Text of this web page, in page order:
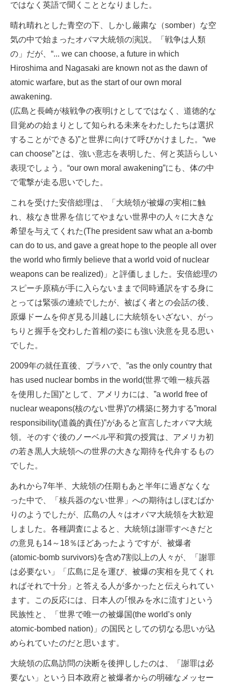
ではなく英語で聞くこととなりました。
晴れ晴れとした青空の下、しかし厳粛な（somber）な空
気の中で始まったオバマ大統領の演説。「戦争は人類
の」だが、“... we can choose, a future in which
Hiroshima and Nagasaki are known not as the dawn of
atomic warfare, but as the start of our own moral
awakening.
(広島と長崎が核戦争の夜明けとしてではなく、道徳的な
目覚めの始まりとして知られる未来をわたしたちは選択
することができる)”と世界に向けて呼びかけました。“we
can choose”とは、強い意志を表明した、何と英語らしい
表現でしょう。“our own moral awakening”にも、体の中
で電撃が走る思いでした。
これを受けた安倍総理は、「大統領が被爆の実相に触
れ、核なき世界を信じてやまない世界中の人々に大きな
希望を与えてくれた(The president saw what an a-bomb
can do to us, and gave a great hope to the people all over
the world who firmly believe that a world void of nuclear
weapons can be realized)」と評価しました。安倍総理の
スピーチ原稿が手に入らないままで同時通訳をする身に
とっては緊張の連続でしたが、被ばく者との会話の後、
原爆ドームを仰ぎ見る川越しに大統領をいざない、がっ
ちりと握手を交わした首相の姿にも強い決意を見る思い
でした。
2009年の就任直後、プラハで、”as the only country that
has used nuclear bombs in the world(世界で唯一核兵器
を使用した国)”として、アメリカには、”a world free of
nuclear weapons(核のない世界)”の構築に努力する”moral
responsibility(道義的責任)”があると宣言したオバマ大統
領。そのすぐ後のノーベル平和賞の授賞は、アメリカ初
の若き黒人大統領への世界の大きな期待を代弁するもの
でした。
あれから7年半、大統領の任期もあと半年に過ぎなくな
った中で、「核兵器のない世界」への期待はしぼむばか
りのようでしたが、広島の人々はオバマ大統領を大歓迎
しました。各種調査によると、大統領は謝罪すべきだと
の意見も14～18％ほどあったようですが、被爆者
(atomic-bomb survivors)を含め7割以上の人々が、「謝罪
は必要ない」「広島に足を運び、被爆の実相を見てくれ
ればそれで十分」と答える人が多かったと伝えられてい
ます。この反応には、日本人の｢恨みを水に流す｣という
民族性と、「世界で唯一の被爆国(the world’s only
atomic-bombed nation)」の国民としての切なる思いが込
められていたのだと思います。
大統領の広島訪問の決断を後押ししたのは、「謝罪は必
要ない」という日本政府と被爆者からの明確なメッセー